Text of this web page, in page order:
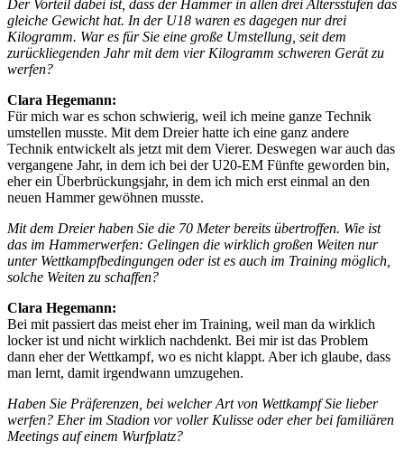
Der Vorteil dabei ist, dass der Hammer in allen drei Altersstufen das
gleiche Gewicht hat. In der U18 waren es dagegen nur drei
Kilogramm. War es für Sie eine große Umstellung, seit dem
zurückliegenden Jahr mit dem vier Kilogramm schweren Gerät zu
werfen?
Clara Hegemann:
Für mich war es schon schwierig, weil ich meine ganze Technik
umstellen musste. Mit dem Dreier hatte ich eine ganz andere
Technik entwickelt als jetzt mit dem Vierer. Deswegen war auch das
vergangene Jahr, in dem ich bei der U20-EM Fünfte geworden bin,
eher ein Überbrückungsjahr, in dem ich mich erst einmal an den
neuen Hammer gewöhnen musste.
Mit dem Dreier haben Sie die 70 Meter bereits übertroffen. Wie ist
das im Hammerwerfen: Gelingen die wirklich großen Weiten nur
unter Wettkampfbedingungen oder ist es auch im Training möglich,
solche Weiten zu schaffen?
Clara Hegemann:
Bei mit passiert das meist eher im Training, weil man da wirklich
locker ist und nicht wirklich nachdenkt. Bei mir ist das Problem
dann eher der Wettkampf, wo es nicht klappt. Aber ich glaube, dass
man lernt, damit irgendwann umzugehen.
Haben Sie Präferenzen, bei welcher Art von Wettkampf Sie lieber
werfen? Eher im Stadion vor voller Kulisse oder eher bei familiären
Meetings auf einem Wurfplatz?